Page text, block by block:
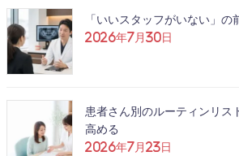
「いいスタッフがいない」の
2026年7月30日
患者さん別のルーティンリス
高める
2026年7月23日